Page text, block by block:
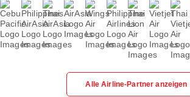
Alle Airline-Partner anzeigen